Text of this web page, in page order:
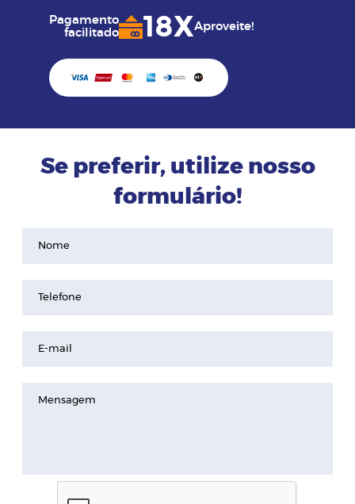
Pagamento
facilitado
18XAproveite!
Se preferir, utilize nosso
formulário!
Nome
Telefone
E-mail
Mensagem